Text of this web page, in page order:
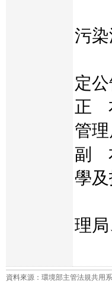
氣
污
2
定
正
管
副
學
、
理
法
資料來源：環境部主管法規共用